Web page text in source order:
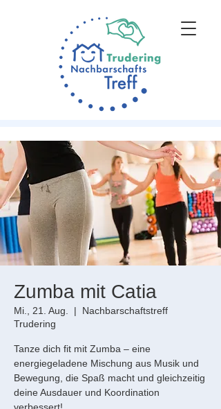
Zumba mit Catia
Mi., 21. Aug.
  |
Nachbarschaftstreff
Trudering
Tanze dich fit mit Zumba – eine
energiegeladene Mischung aus Musik und
Bewegung, die Spaß macht und gleichzeitig
deine Ausdauer und Koordination